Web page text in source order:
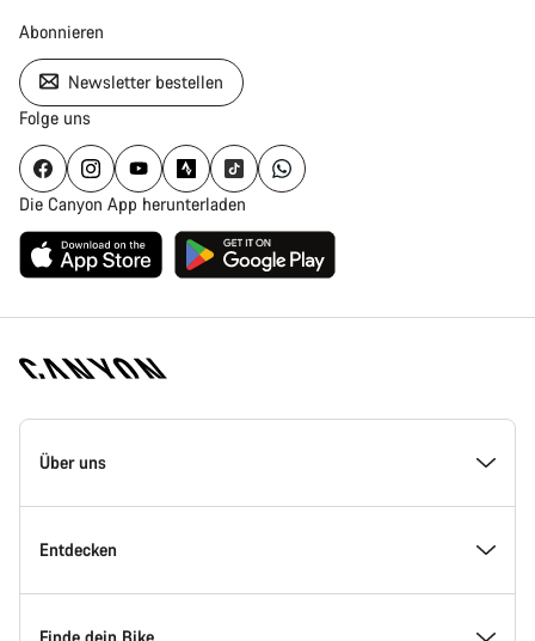
Abonnieren
Newsletter bestellen
Folge uns
Die Canyon App herunterladen
Canyon
Homepage
Über uns
Inside Canyon
Entdecken